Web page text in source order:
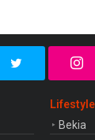
Lifestyle
Bekia